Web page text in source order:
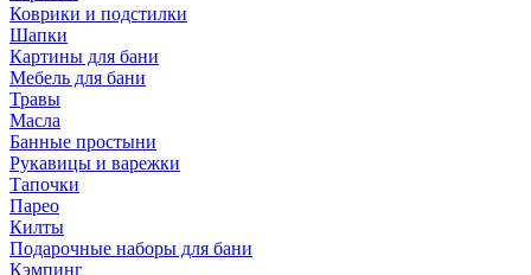
Коврики и подстилки
Шапки
Картины для бани
Мебель для бани
Травы
Масла
Банные простыни
Рукавицы и варежки
Тапочки
Парео
Килты
Подарочные наборы для бани
Кэмпинг